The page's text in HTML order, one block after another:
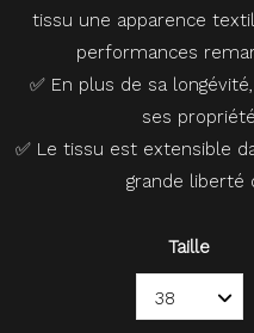
tissu une apparence
performances
✅ En plus de sa
ses
✅ Le tissu est extensible
grande liberté
Taille